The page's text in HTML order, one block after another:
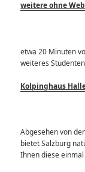
weitere ohne
etwa 20 Minuten
weiteres
Kolpinghaus
Abgesehen von
bietet Salzburg
Ihnen diese